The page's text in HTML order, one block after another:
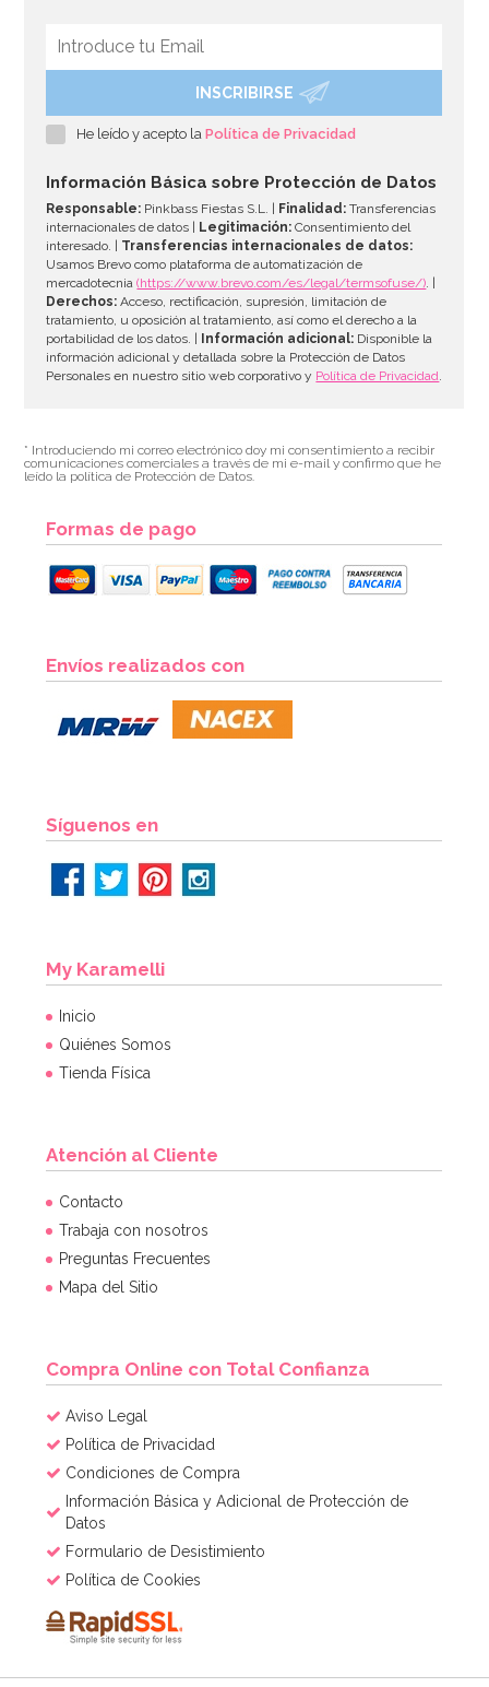
Kit para Tronco de Navidad Frozen
AÑADIR
27,95€
INSCRIBIRSE
He leído y acepto laPolítica de Privacidad
Información Básica sobre Protección de Datos
Responsable: Pinkbass Fiestas S.L. | Finalidad: Transferencias
internacionales de datos |
Legitimación: Consentimiento del
interesado. | Transferencias internacionales de datos:
Usamos Brevo como plataforma de automatización de
mercadotecnia(https://www.brevo.com/es/legal/termsofuse/). |
Derechos: Acceso, rectificación, supresión, limitación de
tratamiento, u oposición al tratamiento, así como el derecho a la
portabilidad de los datos. |
Información adicional: Disponible la
información adicional y detallada sobre la Protección de Datos
Personales en nuestro sitio web corporativo y Política de Privacidad.
* Introduciendo mi correo electrónico doy mi consentimiento a recibir
comunicaciones comerciales a través de mi e-mail y confirmo que he
leído la política de Protección de Datos.
Formas de pago
Envíos realizados con
Síguenos en
My Karamelli
Inicio
Quiénes Somos
Tienda Física
Atención al Cliente
Contacto
Trabaja con nosotros
Preguntas Frecuentes
Mapa del Sitio
Compra Online con Total Confianza
Aviso Legal
Política de Privacidad
Condiciones de Compra
Información Básica y Adicional de Protección de
Datos
Formulario de Desistimiento
Política de Cookies